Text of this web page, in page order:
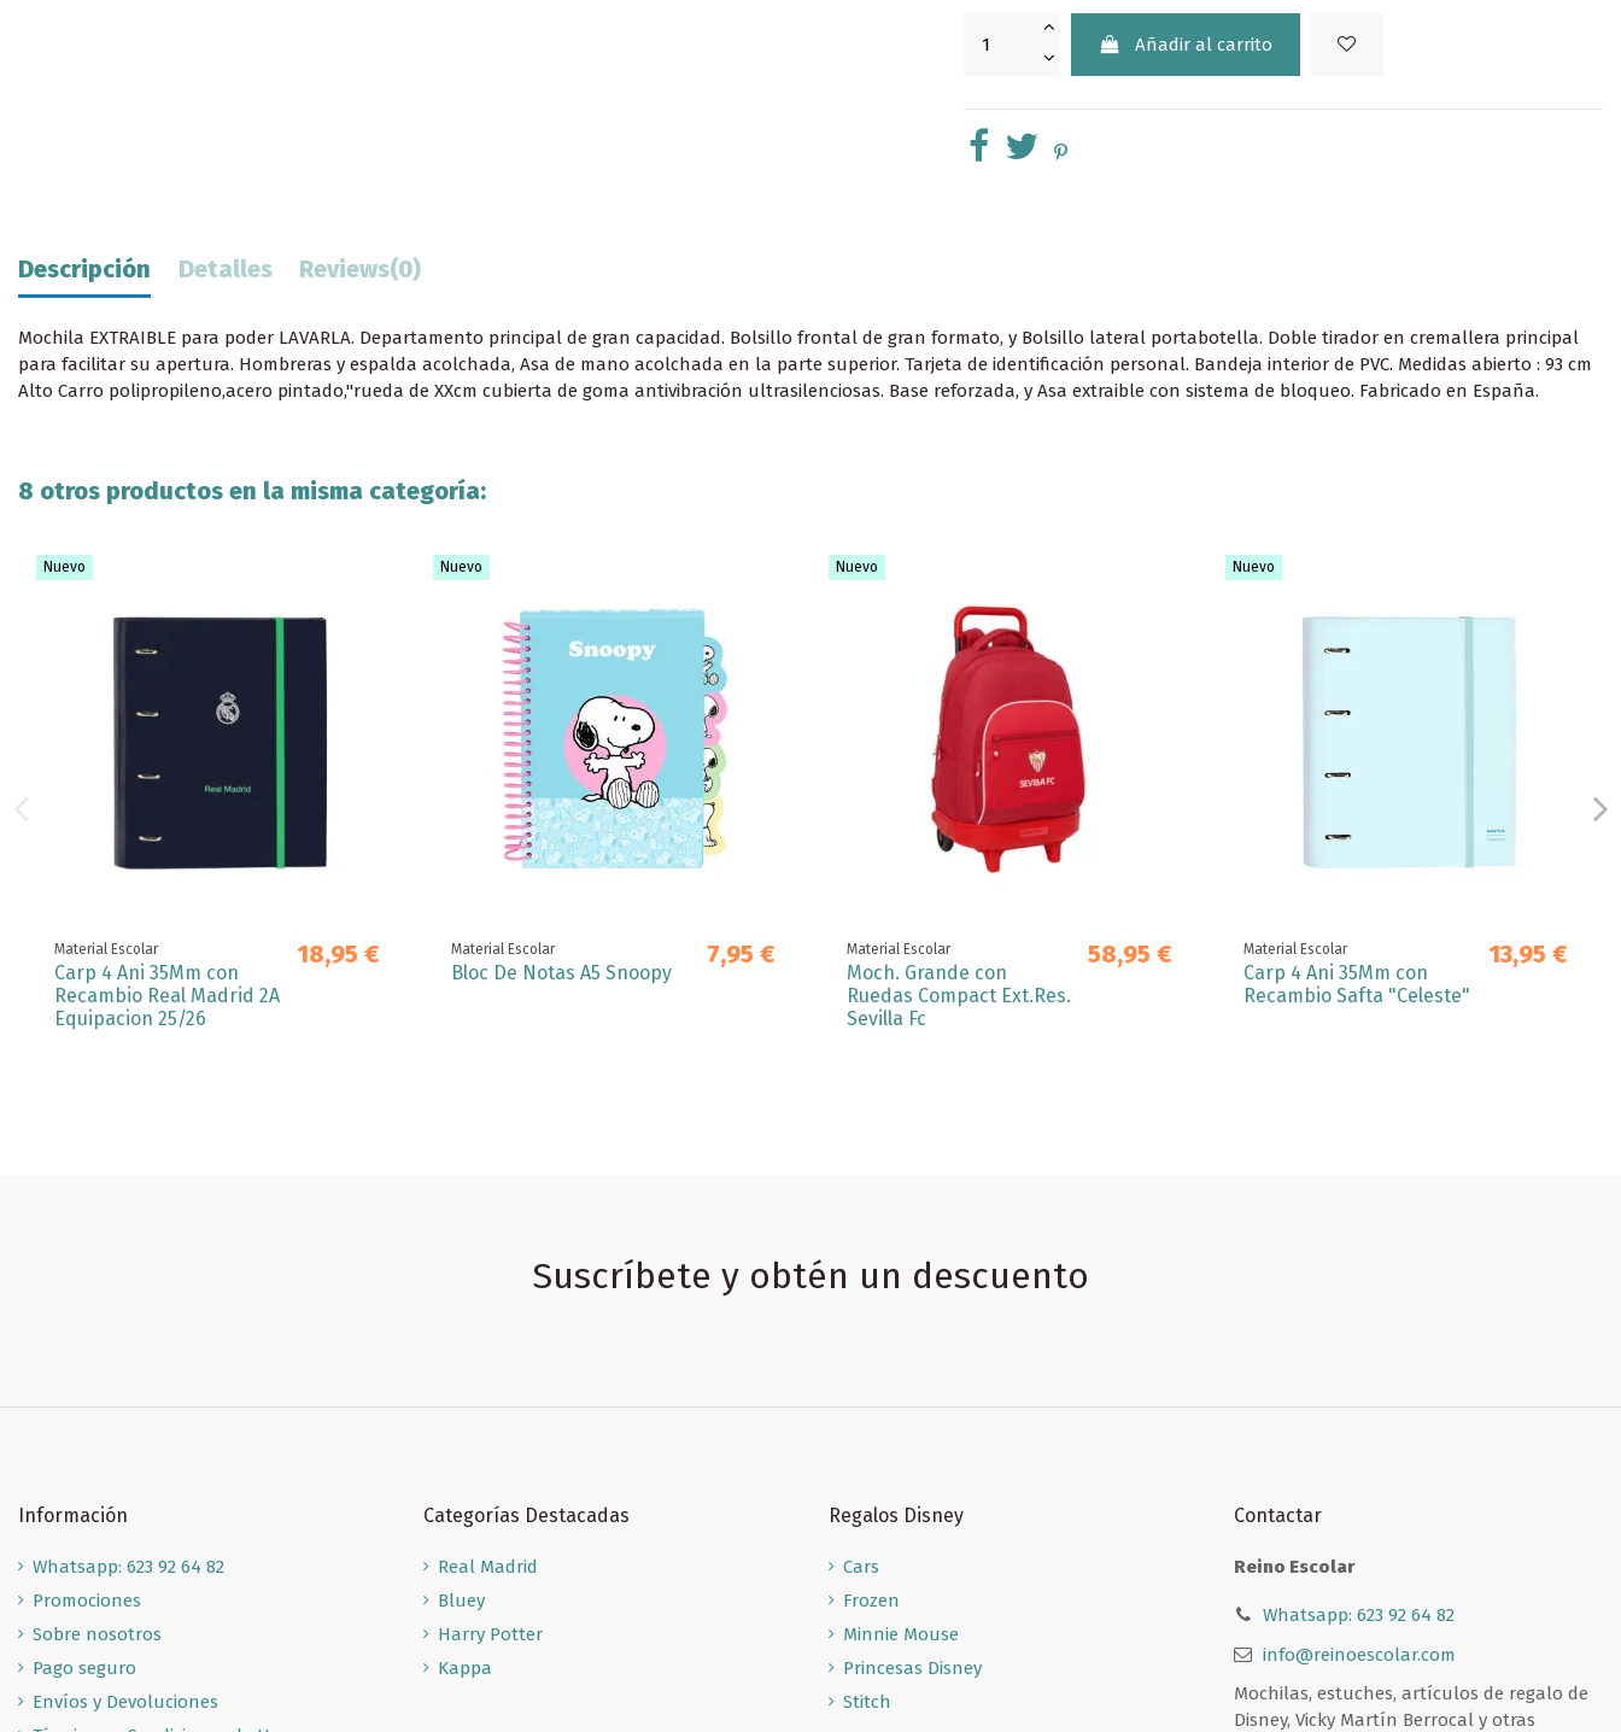
Añadir al carrito
Descripción Detalles Reviews(0)
Mochila EXTRAIBLE para poder LAVARLA. Departamento principal de gran capacidad. Bolsillo frontal de gran formato, y Bolsillo lateral portabotella. Doble tirador en cremallera principal
para facilitar su apertura. Hombreras y espalda acolchada, Asa de mano acolchada en la parte superior. Tarjeta de identificación personal. Bandeja interior de PVC. Medidas abierto : 93 cm
Alto Carro polipropileno,acero pintado,"rueda de XXcm cubierta de goma antivibración ultrasilenciosas. Base reforzada, y Asa extraible con sistema de bloqueo. Fabricado en España.
8 otros productos en la misma categoría:
Nuevo
Material Escolar
Carp 4 Ani 35Mm con
Recambio Real Madrid 2A
Equipacion 25/26
18,95 €
Nuevo
Material Escolar
Bloc De Notas A5 Snoopy
7,95 €
Nuevo
Material Escolar
Moch. Grande con
Ruedas Compact Ext.Res.
Sevilla Fc
58,95 €
Nuevo
Material Escolar
Carp 4 Ani 35Mm con
Recambio Safta "Celeste"
13,95 €
Suscríbete y obtén un descuento
Información
Whatsapp: 623 92 64 82
Promociones
Sobre nosotros
Pago seguro
Envíos y Devoluciones
Categorías Destacadas
Real Madrid
Bluey
Harry Potter
Kappa
Regalos Disney
Cars
Frozen
Minnie Mouse
Princesas Disney
Stitch
Contactar
Reino Escolar
Whatsapp: 623 92 64 82
info@reinoescolar.com
Mochilas, estuches, artículos de regalo de
Disney, Vicky Martín Berrocal y otras